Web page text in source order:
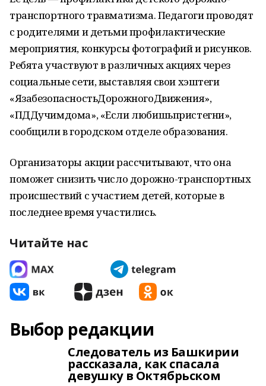
транспортного травматизма. Педагоги проводят
с родителями и детьми профилактические
мероприятия, конкурсы фотографий и рисунков.
Ребята участвуют в различных акциях через
социальные сети, выставляя свои хэштеги
«ЯзабезопасностьДорожногоДвижения»,
«ПДДучимдома», «Если любишьпристегни»,
сообщили в городском отделе образования.
Организаторы акции рассчитывают, что она
поможет снизить число дорожно-транспортных
происшествий с участием детей, которые в
последнее время участились.
Читайте нас
Выбор редакции
Следователь из Башкирии
рассказала, как спасала
девушку в Октябрьском